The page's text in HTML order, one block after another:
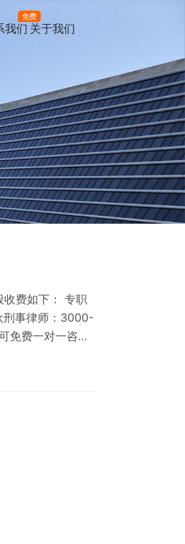
我们
免费
关于我们
收费如下： 专职
事律师：3000-
免费一对一咨询
您好律师，我